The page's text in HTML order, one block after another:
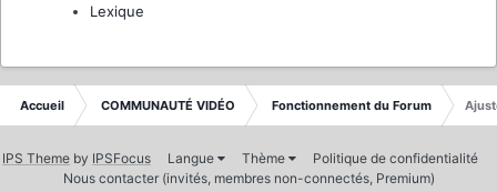
Lexique
Accueil COMMUNAUTÉ VIDÉO Fonctionnement du Forum
IPS Theme by IPSFocus Langue Thème
Politique de confidentialité
Nous contacter (invités, membres non-connectés, Premium)